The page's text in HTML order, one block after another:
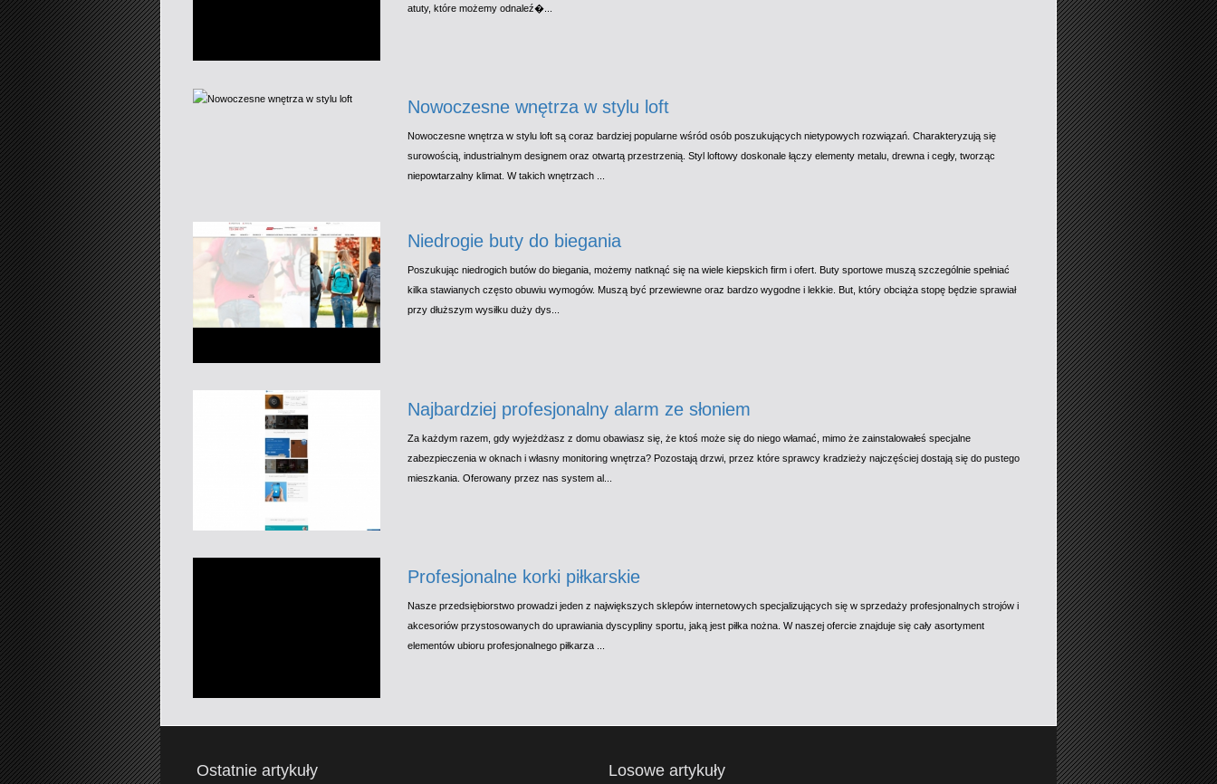
atuty, które możemy odnaleź�...
Nowoczesne wnętrza w stylu loft
Nowoczesne wnętrza w stylu loft są coraz bardziej popularne wśród osób poszukujących nietypowych rozwiązań. Charakteryzują się
surowością, industrialnym designem oraz otwartą przestrzenią. Styl loftowy doskonale łączy elementy metalu, drewna i cegły, tworząc
niepowtarzalny klimat. W takich wnętrzach ...
Niedrogie buty do biegania
Poszukując niedrogich butów do biegania, możemy natknąć się na wiele kiepskich firm i ofert. Buty sportowe muszą szczególnie spełniać
kilka stawianych często obuwiu wymogów. Muszą być przewiewne oraz bardzo wygodne i lekkie. But, który obciąża stopę będzie sprawiał
przy dłuższym wysiłku duży dys...
Najbardziej profesjonalny alarm ze słoniem
Za każdym razem, gdy wyjeżdżasz z domu obawiasz się, że ktoś może się do niego włamać, mimo że zainstalowałeś specjalne
zabezpieczenia w oknach i własny monitoring wnętrza? Pozostają drzwi, przez które sprawcy kradzieży najczęściej dostają się do pustego
mieszkania. Oferowany przez nas system al...
Profesjonalne korki piłkarskie
Nasze przedsiębiorstwo prowadzi jeden z największych sklepów internetowych specjalizujących się w sprzedaży profesjonalnych strojów i
akcesoriów przystosowanych do uprawiania dyscypliny sportu, jaką jest piłka nożna. W naszej ofercie znajduje się cały asortyment
elementów ubioru profesjonalnego piłkarza ...
Ostatnie artykuły Losowe artykuły